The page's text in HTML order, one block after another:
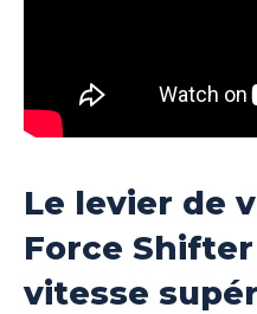
Le levier de
Force
vitesse